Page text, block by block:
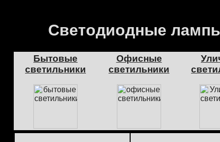
Светодиодные
Бытовые
светильники
Офисные
светильники